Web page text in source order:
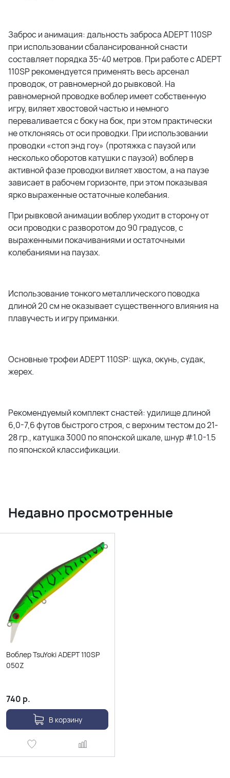
Заброс и анимация: дальность заброса ADEPT 110SP
при использовании сбалансированной снасти
составляет порядка 35-40 метров. При работе с ADEPT
110SP рекомендуется применять весь арсенал
проводок, от равномерной до рывковой. На
равномерной проводке воблер имеет собственную
игру, виляет хвостовой частью и немного
переваливается с боку на бок, при этом практически
не отклоняясь от оси проводки. При использовании
проводки «стоп энд гоу» (протяжка с паузой или
несколько оборотов катушки с паузой) воблер в
активной фазе проводки виляет хвостом, а на паузе
зависает в рабочем горизонте, при этом показывая
ярко выраженные остаточные колебания.
При рывковой анимации воблер уходит в сторону от
оси проводки с разворотом до 90 градусов, с
выраженными покачиваниями и остаточными
колебаниями на паузах.
Использование тонкого металлического поводка
длиной 20 см не оказывает существенного влияния на
плавучесть и игру приманки.
Основные трофеи ADEPT 110SP: щука, окунь, судак,
жерех.
Рекомендуемый комплект снастей: удилище длиной
6,0-7,6 футов быстрого строя, с верхним тестом до 21-
28 гр., катушка 3000 по японской шкале, шнур #1.0-1.5
по японской классификации.
Недавно просмотренные
Воблер TsuYoki ADEPT 110SP
050Z
740 р.
В корзину